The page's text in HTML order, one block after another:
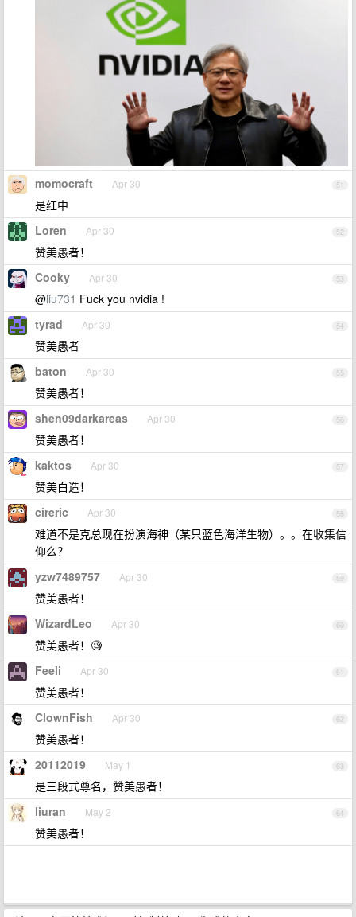
51
momocraft Apr 30
是红中
52
Loren Apr 30
赞美愚者！
53
Cooky Apr 30
@liu731 Fuck you nvidia !
54
tyrad Apr 30
赞美愚者
55
baton Apr 30
赞美愚者！
56
shen09darkareas Apr 30
赞美愚者！
57
kaktos Apr 30
赞美白造！
58
cireric Apr 30
难道不是克总现在扮演海神（某只蓝色海洋生物）。。在收集信
仰么？
59
yzw7489757 Apr 30
赞美愚者！
60
WizardLeo Apr 30
赞美愚者！🧐
61
Feeli Apr 30
赞美愚者！
62
ClownFish Apr 30
赞美愚者！
63
20112019 May 1
是三段式尊名，赞美愚者！
64
liuran May 2
赞美愚者！